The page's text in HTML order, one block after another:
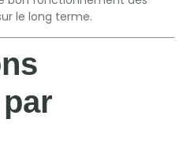
le long terme.